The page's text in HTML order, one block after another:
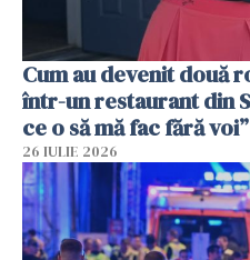
Cum au devenit două
într-un restaurant din
ce o să mă fac fără voi”
26 IULIE 2026